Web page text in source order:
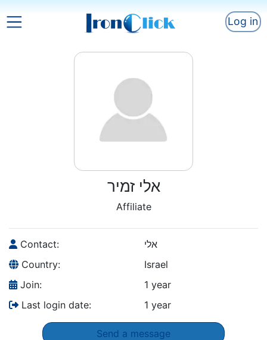
Log in
אלי זמיר
Affiliate
Contact:
אלי
Country:
Israel
Join:
1 year
Last login date:
1 year
Send a message